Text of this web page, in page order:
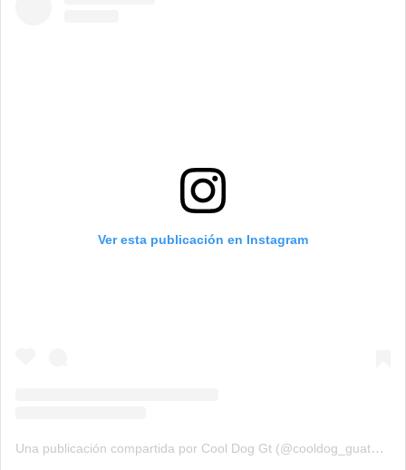
Ver esta publicación en Instagram
Una publicación compartida por Cool Dog Gt (@cooldog_guatemala)